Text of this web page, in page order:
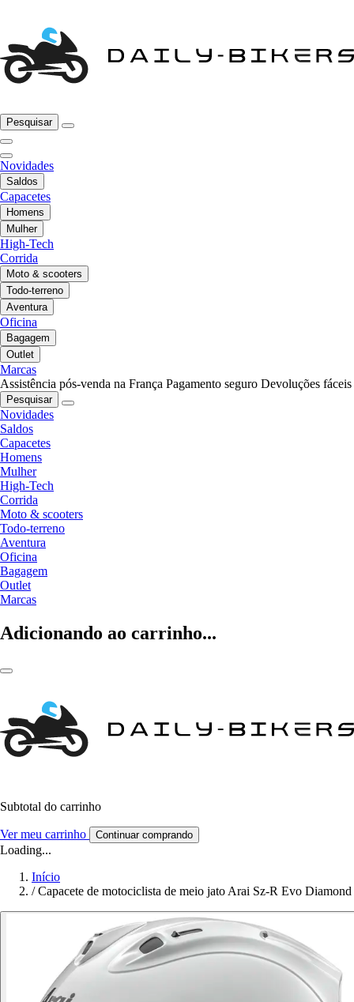
Pesquisar
Novidades
Saldos
Capacetes
Homens
Mulher
High-Tech
Corrida
Moto & scooters
Todo-terreno
Aventura
Oficina
Bagagem
Outlet
Marcas
Assistência pós-venda na França Pagamento seguro Devoluções fáceis
Pesquisar
Novidades
Saldos
Capacetes
Homens
Mulher
High-Tech
Corrida
Moto & scooters
Todo-terreno
Aventura
Oficina
Bagagem
Outlet
Marcas
Adicionando ao carrinho...
Subtotal do carrinho
Ver meu carrinho Continuar comprando
Loading...
Início
/ Capacete de motociclista de meio jato Arai Sz-R Evo Diamond